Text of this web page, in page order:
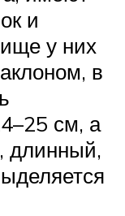
и
у них
в
см, а
длинный,